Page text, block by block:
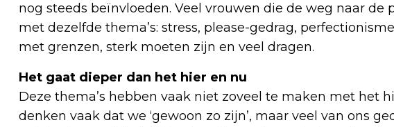
nog steeds beïnvloeden. Veel vrouwen die de weg naar
met dezelfde thema’s: stress, please-gedrag,
met grenzen, sterk moeten zijn en veel dragen.
Het gaat dieper dan het hier en nu
Deze thema’s hebben vaak niet zoveel te maken met het
denken vaak dat we ‘gewoon zo zijn’, maar veel van ons